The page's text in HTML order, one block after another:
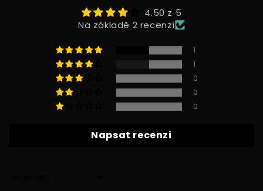
4.50 z 5
Na základě 2 recenzí
1
1
0
0
0
Napsat recenzi